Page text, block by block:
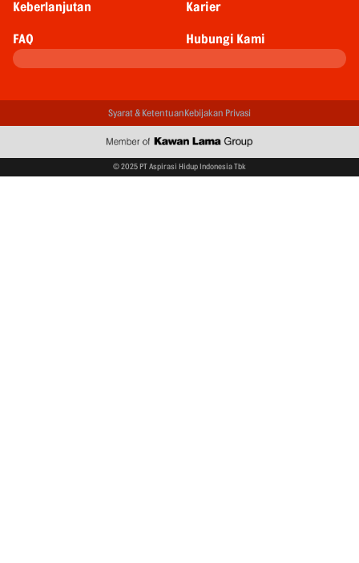
Keberlanjutan Karier
FAQ Hubungi Kami
Syarat & Ketentuan Kebijakan Privasi
© 2025 PT Aspirasi Hidup Indonesia Tbk